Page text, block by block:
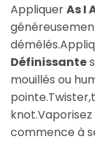
AppliquerAs I
Définissante
mouillés ou
knot.Vaporisez
commence à